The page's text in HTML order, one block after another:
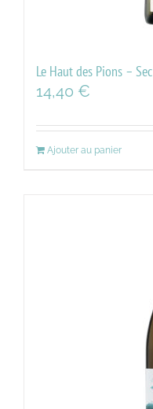
Le Haut des Pions – Sec
14,40 €
Ajouter au panier